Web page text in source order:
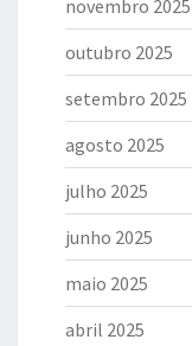
novembro 2025
outubro 2025
setembro 2025
agosto 2025
julho 2025
junho 2025
maio 2025
abril 2025